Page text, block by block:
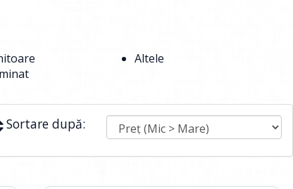
Altele
Sortare după: